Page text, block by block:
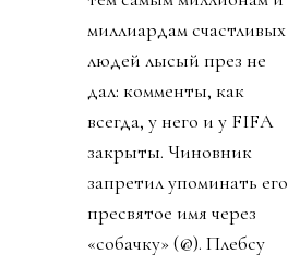
миллиардам счастливых
людей лысый през не
дал: комменты, как
всегда, у него и у FIFA
закрыты. Чиновник
запретил упоминать его
пресвятое имя через
«собачку» (@). Плебсу